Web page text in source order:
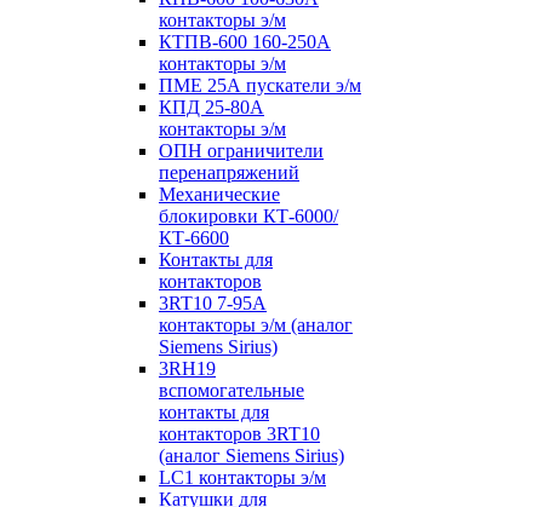
контакторы э/м
КТПВ-600 160-250А
контакторы э/м
ПМЕ 25А пускатели э/м
КПД 25-80А
контакторы э/м
ОПН ограничители
перенапряжений
Механические
блокировки КТ-6000/
КТ-6600
Контакты для
контакторов
3RT10 7-95А
контакторы э/м (аналог
Siemens Sirius)
3RH19
вспомогательные
контакты для
контакторов 3RT10
(аналог Siemens Sirius)
LC1 контакторы э/м
Катушки для